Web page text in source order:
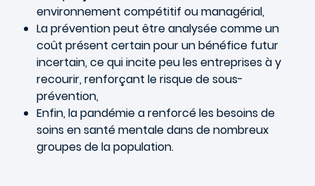
environnement compétitif ou managérial,
La prévention peut être analysée comme un
coût présent certain pour un bénéfice futur
incertain, ce qui incite peu les entreprises à y
recourir, renforçant le risque de sous-
prévention,
Enfin, la pandémie a renforcé les besoins de
soins en santé mentale dans de nombreux
groupes de la population.